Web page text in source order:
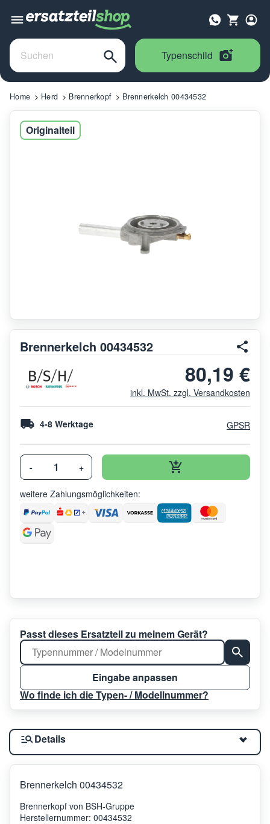
Typenschild
Home Herd Brennerkopf Brennerkelch 00434532
Originalteil
Brennerkelch 00434532
80,19 €
inkl. MwSt. zzgl. Versandkosten
4-8 Werktage GPSR
- +
weitere Zahlungsmöglichkeiten:
Passt dieses Ersatzteil zu meinem Gerät?
Eingabe anpassen
Wo finde ich die Typen- / Modellnummer?
Details
Brennerkelch 00434532
Brennerkopf von BSH-Gruppe
Herstellernummer: 00434532